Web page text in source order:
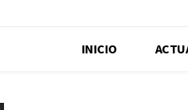
INICIO